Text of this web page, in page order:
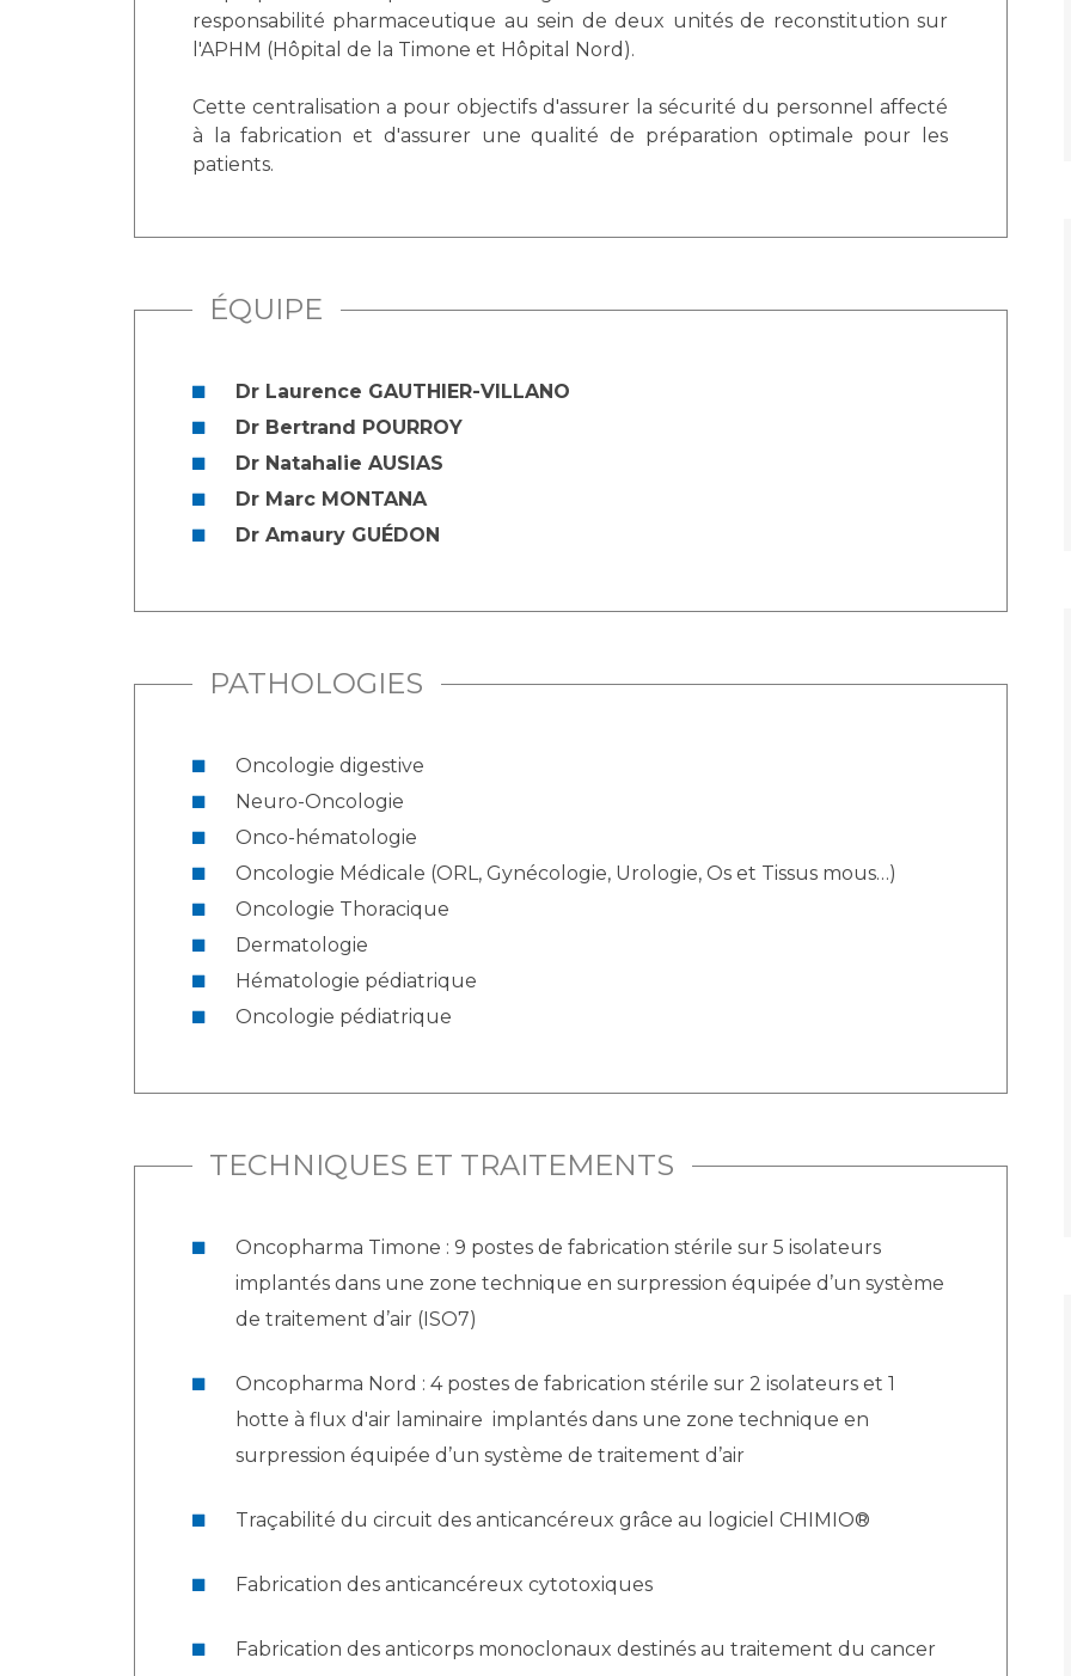
Laïcité et cultes
Les associations
Salon des familles
Transports sanitaires
Vos droits, vos devoirs
Maternité Hôpital Nord
Les structures de recherche
Maladies Rares
Plateforme d'Expertise
responsabilité pharmaceutique au sein de deux unités de reconstitution sur
l'APHM (Hôpital de la Timone et Hôpital Nord).
Cette centralisation a pour objectifs d'assurer la sécurité du personnel affecté
à la fabrication et d'assurer une qualité de préparation optimale pour les
patients.
ÉQUIPE
Dr Laurence GAUTHIER-VILLANO
Dr Bertrand POURROY
Dr Natahalie AUSIAS
Dr Marc MONTANA
Dr Amaury GUÉDON
PATHOLOGIES
Oncologie digestive
Neuro-Oncologie
Onco-hématologie
Oncologie Médicale (ORL, Gynécologie, Urologie, Os et Tissus mous…)
Oncologie Thoracique
Dermatologie
Hématologie pédiatrique
Oncologie pédiatrique
TECHNIQUES ET TRAITEMENTS
Oncopharma Timone : 9 postes de fabrication stérile sur 5 isolateurs
implantés dans une zone technique en surpression équipée d’un système
de traitement d’air (ISO7)
Oncopharma Nord : 4 postes de fabrication stérile sur 2 isolateurs et 1
hotte à flux d'air laminaire implantés dans une zone technique en
surpression équipée d’un système de traitement d’air
Traçabilité du circuit des anticancéreux grâce au logiciel CHIMIO®
Fabrication des anticancéreux cytotoxiques
Fabrication des anticorps monoclonaux destinés au traitement du cancer